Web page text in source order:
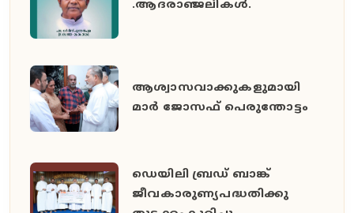
.ആദരാഞ്ജലികൾ.
ആശ്വാസവാക്കുകളുമായി
മാർ ജോസഫ് പെരുന്തോട്ടം
ഡെയിലി ബ്രഡ് ബാങ്ക്
ജീവകാരുണ്യപദ്ധതിക്കു